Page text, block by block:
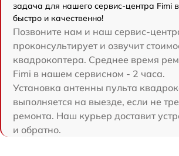
задача для нашего сервис-центра Fimi
быстро и качественно!
Позвоните нам и наш сервис-
проконсультирует и озвучит
квадрокоптера. Среднее время
Fimi в нашем сервисном - 2 часа.
Установка антенны пульта
выполняется на выезде, если не
ремонта. Наш курьер доставит
и обратно.